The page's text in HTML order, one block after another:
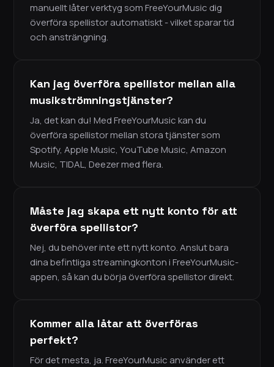
manuellt låter verktyg som FreeYourMusic dig
överföra spellistor automatiskt - vilket sparar tid
och ansträngning.
Kan jag överföra spellistor mellan alla
musikströmningstjänster?
Ja, det kan du! Med FreeYourMusic kan du
överföra spellistor mellan stora tjänster som
Spotify, Apple Music, YouTube Music, Amazon
Music, TIDAL, Deezer med flera.
Måste jag skapa ett nytt konto för att
överföra spellistor?
Nej, du behöver inte ett nytt konto. Anslut bara
dina befintliga streamingkonton i FreeYourMusic-
appen, så kan du börja överföra spellistor direkt.
Kommer alla låtar att överföras
perfekt?
För det mesta, ja. FreeYourMusic använder ett